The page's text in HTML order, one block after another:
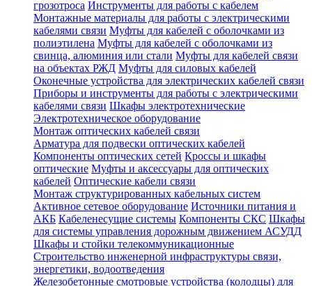
грозотроса Инструменты для работы с кабелем
Монтажные материалы для работы с электрическими
кабелями связи Муфты для кабелей с оболочками из
полиэтилена Муфты для кабелей с оболочками из
свинца, алюминия или стали Муфты для кабелей связи
на объектах РЖД Муфты для силовых кабелей
Оконечные устройства для электрических кабелей связи
Приборы и инструменты для работы с электрическими
кабелями связи Шкафы электротехнические
Электротехническое оборудование
Монтаж оптических кабелей связи
Арматура для подвески оптических кабелей
Компоненты оптических сетей Кроссы и шкафы
оптические Муфты и аксессуары для оптических
кабелей Оптические кабели связи
Монтаж структурированных кабельных систем
Активное сетевое оборудование Источники питания и
АКБ Кабеленесущие системы Компоненты СКС Шкафы
для системы управления дорожным движением АСУДД
Шкафы и стойки телекоммуникационные
Строительство инженерной инфраструктуры связи,
энергетики, водоотведения
Железобетонные смотровые устройства (колодцы) для